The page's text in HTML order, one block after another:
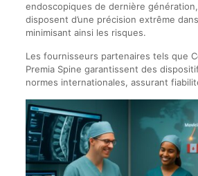
endoscopiques de dernière
disposent d’une précision extrême
minimisant ainsi les risques.
Les fournisseurs partenaires tels que
Premia Spine garantissent des
normes internationales, assurant